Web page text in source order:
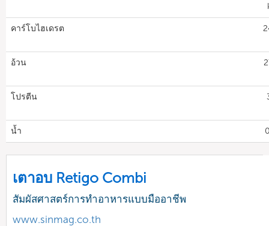
คาร์โบไฮเดรต
อ้วน
โปรตีน
น้ำ
เตาอบ Retigo Combi
สัมผัสศาสตร์การทำอาหารแบบมืออาชีพ
www.sinmag.co.th